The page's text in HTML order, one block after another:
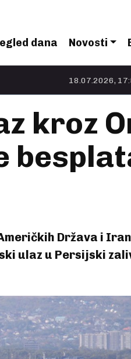
dana Novosti
18.07.2026, 17:58- Kako
kroz
Država i
ulaz u Persijski